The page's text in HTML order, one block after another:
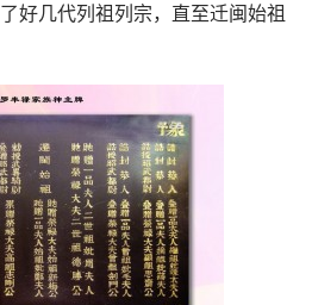
好几代列祖列宗，直至迁闽始祖